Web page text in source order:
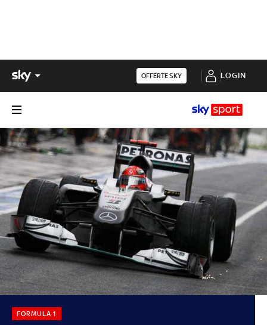
OFFERTE SKY LOGIN
FORMULA 1